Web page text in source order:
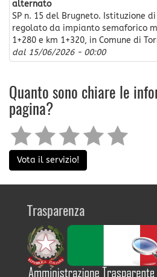
alternato
SP n. 15 del Brugneto. Istituzione
regolato da impianto semaforico
1+280 e km 1+320, in Comune di
dal 15/06/2026 - 00:00
Quanto sono chiare le
pagina?
Vota il servizio!
Trasparenza